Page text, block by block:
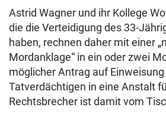
Astrid Wagner und ihr Kollege
die die Verteidigung des 33-
haben, rechnen daher mit einer
Mordanklage“ in ein oder zwei
möglicher Antrag auf
Tatverdächtigen in eine Anstalt
Rechtsbrecher ist damit vom